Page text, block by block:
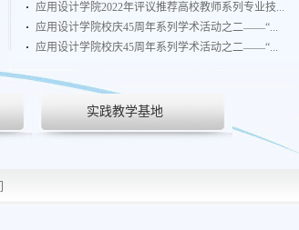
应用设计学院2022年评议推荐高校教师系列专业技...
应用设计学院校庆45周年系列学术活动之二——“...
应用设计学院校庆45周年系列学术活动之二——“...
实践教学基地